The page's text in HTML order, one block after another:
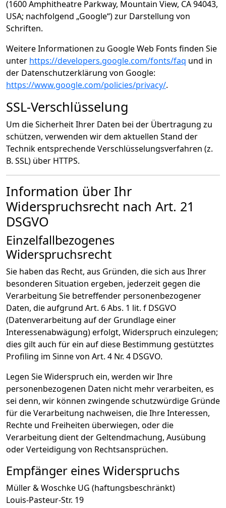
(1600 Amphitheatre Parkway, Mountain View, CA 94043,
USA; nachfolgend „Google“) zur Darstellung von
Schriften.
Weitere Informationen zu Google Web Fonts finden Sie
unter https://developers.google.com/fonts/faq und in
der Datenschutzerklärung von Google:
https://www.google.com/policies/privacy/.
SSL-Verschlüsselung
Um die Sicherheit Ihrer Daten bei der Übertragung zu
schützen, verwenden wir dem aktuellen Stand der
Technik entsprechende Verschlüsselungsverfahren (z.
B. SSL) über HTTPS.
Information über Ihr
Widerspruchsrecht nach Art. 21
DSGVO
Einzelfallbezogenes
Widerspruchsrecht
Sie haben das Recht, aus Gründen, die sich aus Ihrer
besonderen Situation ergeben, jederzeit gegen die
Verarbeitung Sie betreffender personenbezogener
Daten, die aufgrund Art. 6 Abs. 1 lit. f DSGVO
(Datenverarbeitung auf der Grundlage einer
Interessenabwägung) erfolgt, Widerspruch einzulegen;
dies gilt auch für ein auf diese Bestimmung gestütztes
Profiling im Sinne von Art. 4 Nr. 4 DSGVO.
Legen Sie Widerspruch ein, werden wir Ihre
personenbezogenen Daten nicht mehr verarbeiten, es
sei denn, wir können zwingende schutzwürdige Gründe
für die Verarbeitung nachweisen, die Ihre Interessen,
Rechte und Freiheiten überwiegen, oder die
Verarbeitung dient der Geltendmachung, Ausübung
oder Verteidigung von Rechtsansprüchen.
Empfänger eines Widerspruchs
Müller & Woschke UG (haftungsbeschränkt)
Louis-Pasteur-Str. 19